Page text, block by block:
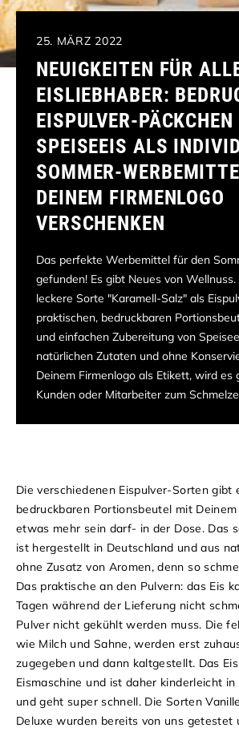
25. MÄRZ 2022
NEUIGKEITEN FÜR
EISLIEBHABER:
EISPULVER-PÄCKCHEN
SPEISEEIS ALS
SOMMER-
DEINEM FIRMENLOGO
VERSCHENKEN
Das perfekte Werbemittel für den
gefunden! Es gibt Neues von Wellnuss.
leckere Sorte "Karamell-Salz" als
praktischen, bedruckbaren
und einfachen Zubereitung von
natürlichen Zutaten und ohne
Deinem Firmenlogo als Etikett, wird es
Kunden oder Mitarbeiter zum
Die verschiedenen Eispulver-Sorten gibt
bedruckbaren Portionsbeutel mit
etwas mehr sein darf- in der Dose. Das
ist hergestellt in Deutschland und aus
ohne Zusatz von Aromen, denn so
Das praktische an den Pulvern: das Eis
Tagen während der Lieferung nicht
Pulver nicht gekühlt werden muss. Die
wie Milch und Sahne, werden erst
zugegeben und dann kaltgestellt. Das
Eismaschine und ist daher kinderleicht
und geht super schnell. Die Sorten
Deluxe wurden bereits von uns getestet